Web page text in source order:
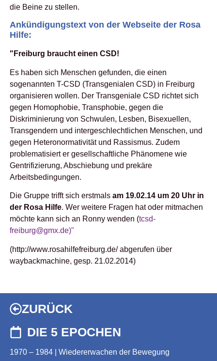
die Beine zu stellen.
Ankündigungstext von der Webseite der Rosa
Hilfe:
"Freiburg braucht einen CSD!
Es haben sich Menschen gefunden, die einen
sogenannten T-CSD (Transgenialen CSD) in Freiburg
organisieren wollen. Der Transgeniale CSD richtet sich
gegen Homophobie, Transphobie, gegen die
Diskriminierung von Schwulen, Lesben, Bisexuellen,
Transgendern und intergeschlechtlichen Menschen, und
gegen Heteronormativität und Rassismus. Zudem
problematisiert er gesellschaftliche Phänomene wie
Gentrifizierung, Abschiebung und prekäre
Arbeitsbedingungen.
Die Gruppe trifft sich erstmals am 19.02.14 um 20 Uhr in
der Rosa Hilfe. Wer weitere Fragen hat oder mitmachen
möchte kann sich an Ronny wenden (tcsd-
freiburg@gmx.de)"
(http://www.rosahilfefreiburg.de/ abgerufen über
waybackmachine, gesp. 21.02.2014)
ZURÜCK
DIE 5 EPOCHEN
1970 – 1984 | Wiedererwachen der Bewegung